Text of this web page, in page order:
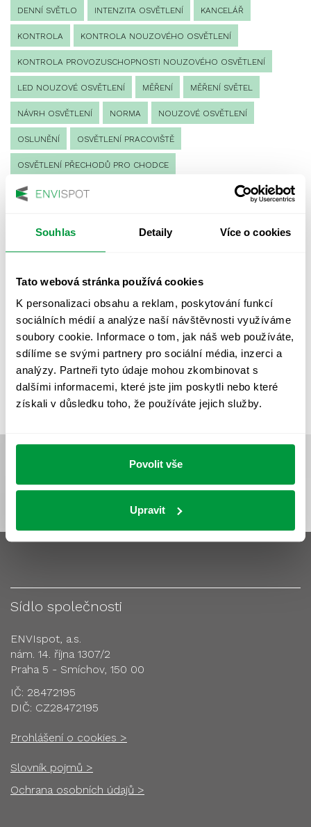
Souhlas Detaily Více o cookies
Tato webová stránka používá cookies
K personalizaci obsahu a reklam, poskytování funkcí
sociálních médií a analýze naší návštěvnosti využíváme
soubory cookie. Informace o tom, jak náš web používáte,
sdílíme se svými partnery pro sociální média, inzerci a
analýzy. Partneři tyto údaje mohou zkombinovat s
dalšími informacemi, které jste jim poskytli nebo které
získali v důsledku toho, že používáte jejich služby.
Povolit vše
Upravit
DENNÍ SVĚTLO INTENZITA OSVĚTLENÍ KANCELÁŘ
KONTROLA KONTROLA NOUZOVÉHO OSVĚTLENÍ
KONTROLA PROVOZUSCHOPNOSTI NOUZOVÉHO OSVĚTLENÍ
LED NOUZOVÉ OSVĚTLENÍ MĚŘENÍ MĚŘENÍ SVĚTEL
NÁVRH OSVĚTLENÍ NORMA NOUZOVÉ OSVĚTLENÍ
OSLUNĚNÍ OSVĚTLENÍ PRACOVIŠTĚ
OSVĚTLENÍ PŘECHODŮ PRO CHODCE
OSVĚTLENÍ SPORTOVIŠŤ
VÝPOČET OSVĚTLENÍ VÝPOČET ZASTÍNĚNÍ
VÝPOČTY A NÁVRHY
ZKOUŠKY NOUZOVÉHO OSVĚTLENÍ
Sídlo společnosti
ENVIspot, a.s.
nám. 14. října 1307/2
Praha 5 - Smíchov, 150 00
IČ: 28472195
DIČ: CZ28472195
Prohlášení o cookies >
Slovník pojmů >
Ochrana osobních údajů >